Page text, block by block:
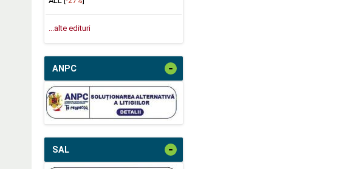
...alte edituri
ANPC -
SAL -